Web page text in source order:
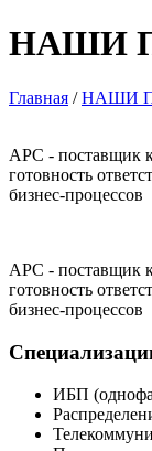
НАШИ
Главная / НАШИ
APC - поставщик
готовность
бизнес-процессов
APC - поставщик
готовность
бизнес-процессов
ИБП